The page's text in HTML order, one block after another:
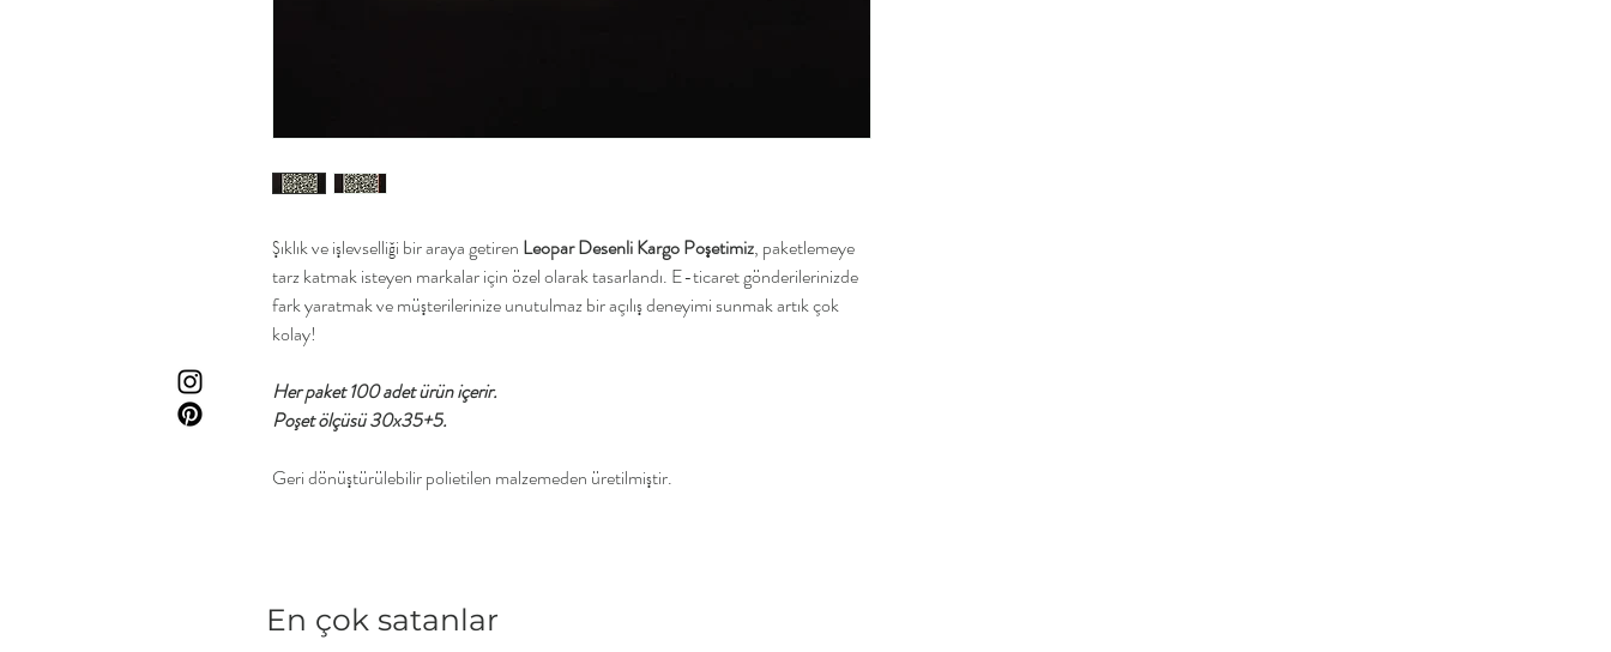
Şıklık ve işlevselliği bir araya getiren Leopar Desenli Kargo Poşetimiz, paketlemeye
tarz katmak isteyen markalar için özel olarak tasarlandı. E-ticaret gönderilerinizde
fark yaratmak ve müşterilerinize unutulmaz bir açılış deneyimi sunmak artık çok
kolay!
Her paket 100 adet ürün içerir.
Poşet ölçüsü 30x35+5.
Geri dönüştürülebilir polietilen malzemeden üretilmiştir.
En çok satanlar